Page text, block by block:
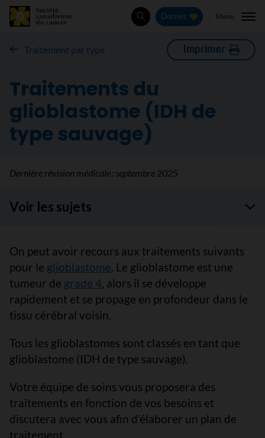
Rechercher
Donnez Menu
Traitement par type Imprimer
Traitements du
glioblastome (IDH de
type sauvage)
Dernière révision médicale : septembre 2025
Voir les sujets
On peut avoir recours aux traitements suivants
pour le glioblastome. Le glioblastome est une
tumeur de grade 4, alors il se développe
rapidement et se propage en profondeur dans le
tissu cérébral voisin.
Tous les glioblastomes sont classés en tant que
glioblastome (IDH de type sauvage).
Votre équipe de soins vous proposera des
traitements en fonction de vos besoins et
discutera avec vous afin d’élaborer un plan de
traitement.